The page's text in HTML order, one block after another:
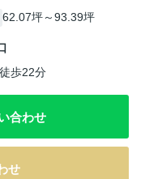
62.07坪～93.39坪
歩22分
合わせ
せ